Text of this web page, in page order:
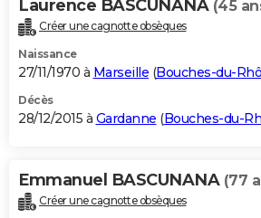
Laurence BASCUNANA (45
Créer une cagnotte obsèques
Naissance
27/11/1970 à Marseille (Bouches-du-
Décès
28/12/2015 à Gardanne (Bouches-du-
Emmanuel BASCUNANA (77
Créer une cagnotte obsèques